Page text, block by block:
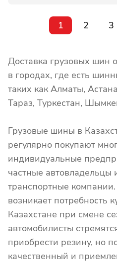
1 2 3
Доставка грузовых шин
в городах, где есть
таких как Алматы,
Тараз, Туркестан,
Грузовые шины в
регулярно покупают
индивидуальные
частные автовладельцы
транспортные
возникает потребность
Казахстане при смене
автомобилисты
приобрести резину, но
качественный и